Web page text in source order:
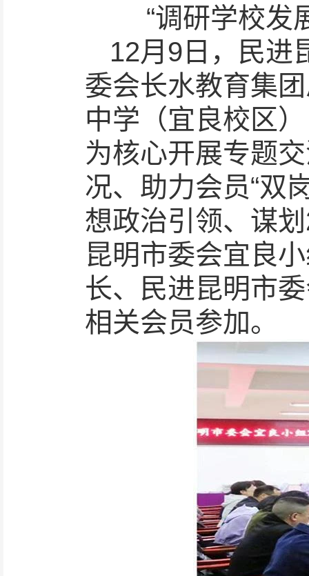
“调研学校发
12月9日，民进
委会长水教育集
中学（宜良校区
为核心开展专题
况、助力会员“双
想政治引领、谋
昆明市委会宜良
长、民进昆明市
相关会员参加。